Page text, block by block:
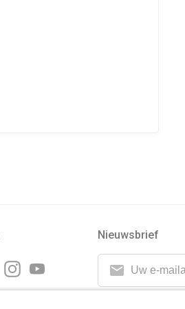
Nieuwsbrief